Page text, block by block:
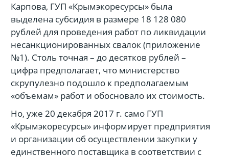
Карпова, ГУП «Крымэкоресурсы» была
выделена субсидия в размере 18 128 080
рублей для проведения работ по ликвидации
несанкционированных свалок (приложение
№1). Столь точная – до десятков рублей –
цифра предполагает, что министерство
скрупулезно подошло к предполагаемым
«объемам» работ и обосновало их стоимость.
Но, уже 20 декабря 2017 г. само ГУП
«Крымэкоресурсы» информирует предприятия
и организации об осуществлении закупки у
единственного поставщика в соответствии с